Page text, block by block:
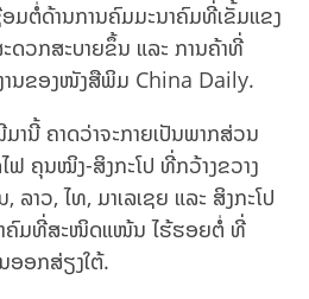
ມຕໍ່ດ້ານການຄົມມະນາຄົມທີ່ເຂັ້ມແຂງ
ດວກສະບາຍຂຶ້ນ ແລະ ການຄ້າທີ່
ານຂອງໜັງສືພິມ China Daily.
ານີ້ ຄາດວ່າຈະກາຍເປັນພາກສ່ວນ
ຟ ຄຸນໝິງ-ສິງກະໂປ ທີ່ກວ້າງຂວາງ
ລາວ, ໄທ, ມາເລເຊຍ ແລະ ສິງກະໂປ
າຄົມທີ່ສະໜິດແໜ້ນ ໄຮ້ຮອຍຕໍ່ ທີ່
ອອກສ່ຽງໃຕ້.